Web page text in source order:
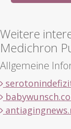
Weitere
Medichron
Allgemeine